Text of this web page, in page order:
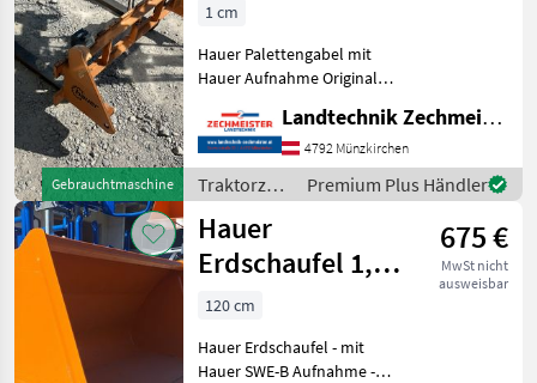
Gebrauchtmaschine
1 cm
Hauer Palettengabel mit
Hauer Aufnahme Original
Anbaugeräte
Landtechnik Zechmeister GmbH & Co KG
4792 Münzkirchen
Traktorzubehör
/ Hauer
Premium Plus Händler
Hauer
Erdschaufel 1,20
m
675 €
MwSt nicht
ausweisbar
120 cm
Hauer Erdschaufel - mit
Hauer SWE-B Aufnahme -